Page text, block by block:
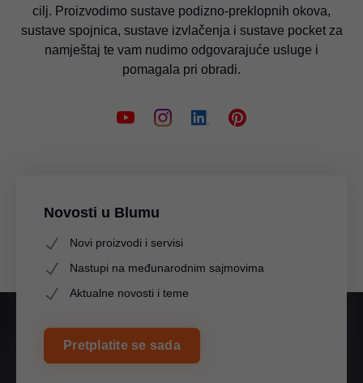
cilj. Proizvodimo sustave podizno-preklopnih okova,
sustave spojnica, sustave izvlačenja i sustave pocket za
namještaj te vam nudimo odgovarajuće usluge i
pomagala pri obradi.
Novosti u Blumu
Novi proizvodi i servisi
Nastupi na međunarodnim sajmovima
Aktualne novosti i teme
Pretplatite se sada